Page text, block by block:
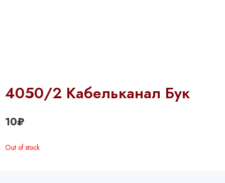
4050/2 Кабельканал Бук
10₽
Out of stock